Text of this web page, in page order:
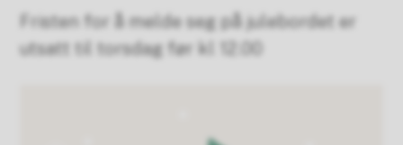
Fristen for å melde seg på julebordet er
utsatt til torsdag før kl 12.00